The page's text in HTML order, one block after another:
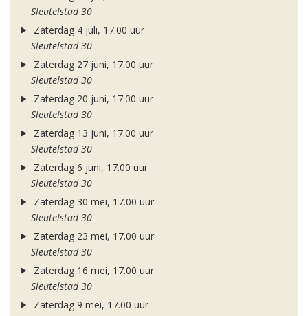
Sleutelstad 30
Zaterdag 4 juli, 17.00 uur
Sleutelstad 30
Zaterdag 27 juni, 17.00 uur
Sleutelstad 30
Zaterdag 20 juni, 17.00 uur
Sleutelstad 30
Zaterdag 13 juni, 17.00 uur
Sleutelstad 30
Zaterdag 6 juni, 17.00 uur
Sleutelstad 30
Zaterdag 30 mei, 17.00 uur
Sleutelstad 30
Zaterdag 23 mei, 17.00 uur
Sleutelstad 30
Zaterdag 16 mei, 17.00 uur
Sleutelstad 30
Zaterdag 9 mei, 17.00 uur